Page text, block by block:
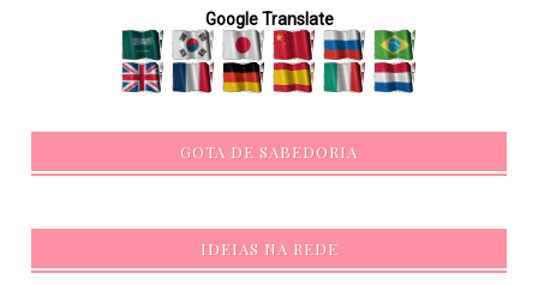
Google Translate
GOTA DE SABEDORIA
IDEIAS NA REDE